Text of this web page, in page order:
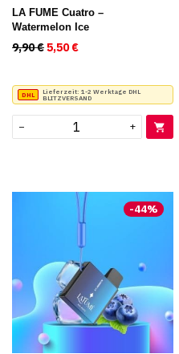
LA FUME Cuatro –
Watermelon Ice
9,90€Ursprünglicher Preis
5,50€ Aktueller Preis
Lieferzeit: 1-2 Werktage DHL
BLITZVERSAND
− +
-44%